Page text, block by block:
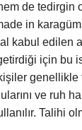
de tedirgin
in
kabul edilen
için bu
genellikle
ve ruh
Talihi